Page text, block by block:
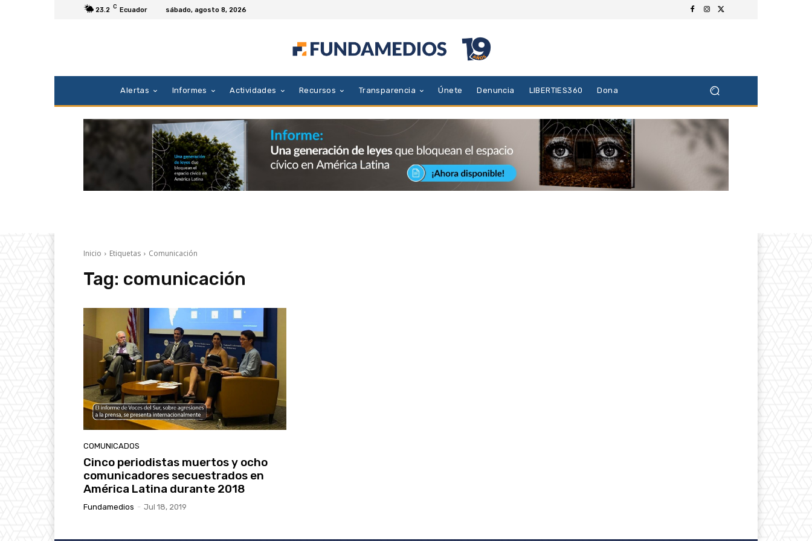
23.2 C Ecuador sábado, agosto 8, 2026
Alertas Informes Actividades Recursos Transparencia Únete Denuncia LIBERTIES360 Dona
Inicio Etiquetas Comunicación
Tag: comunicación
COMUNICADOS
Cinco periodistas muertos y ocho
comunicadores secuestrados en
América Latina durante 2018
Fundamedios - Jul 18, 2019